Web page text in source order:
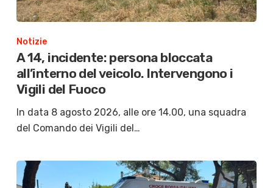
Notizie
A 14, incidente: persona bloccata
all’interno del veicolo. Intervengono i
Vigili del Fuoco
In data 8 agosto 2026, alle ore 14.00, una squadra
del Comando dei Vigili del…